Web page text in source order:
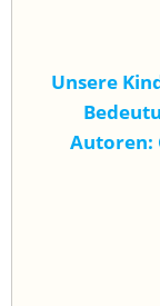
Unsere
Autoren: